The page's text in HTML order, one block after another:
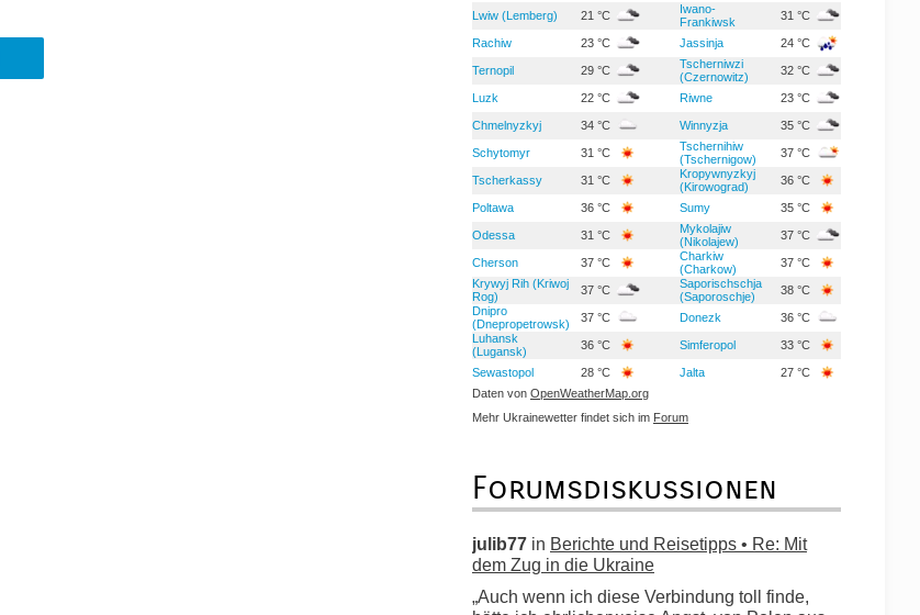
Lwiw (Lemberg) 21 °C
Iwano-
Frankiwsk
31 °C
Rachiw 23 °C Jassinja 24 °C
Ternopil 29 °C
Tscherniwzi
(Czernowitz)
32 °C
Luzk 22 °C Riwne 23 °C
Chmelnyzkyj 34 °C Winnyzja 35 °C
Schytomyr 31 °C
Tschernihiw
(Tschernigow)
37 °C
Tscherkassy 31 °C
Kropywnyzkyj
(Kirowograd)
36 °C
Poltawa 36 °C Sumy 35 °C
Odessa 31 °C
Mykolajiw
(Nikolajew)
37 °C
Cherson 37 °C
Charkiw
(Charkow)
37 °C
Krywyj Rih (Kriwoj
Rog)
37 °C
Saporischschja
(Saporoschje)
38 °C
Dnipro
(Dnepropetrowsk)
37 °C Donezk
36 °C
Luhansk
(Lugansk)
36 °C Simferopol 33 °C
Sewastopol 28 °C Jalta
27 °C
Daten von OpenWeatherMap.org
Mehr Ukrainewetter findet sich im Forum
Forumsdiskussionen
julib77 in Berichte und Reisetipps • Re: Mit
dem Zug in die Ukraine
„Auch wenn ich diese Verbindung toll finde,